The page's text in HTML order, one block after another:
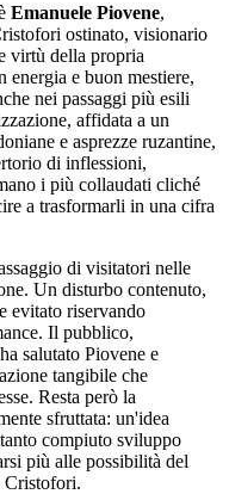
Emanuele Piovene,
ostinato, visionario
virtù della propria
e buon mestiere,
nei passaggi più esili
affidata a un
e asprezze ruzantine,
di inflessioni,
i più collaudati cliché
a trasformarli in una cifra
di visitatori nelle
Un disturbo contenuto,
evitato riservando
Il pubblico,
salutato Piovene e
tangibile che
Resta però la
sfruttata: un'idea
compiuto sviluppo
più alle possibilità del
Cristofori.